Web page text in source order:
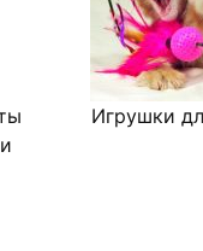
Игрушки